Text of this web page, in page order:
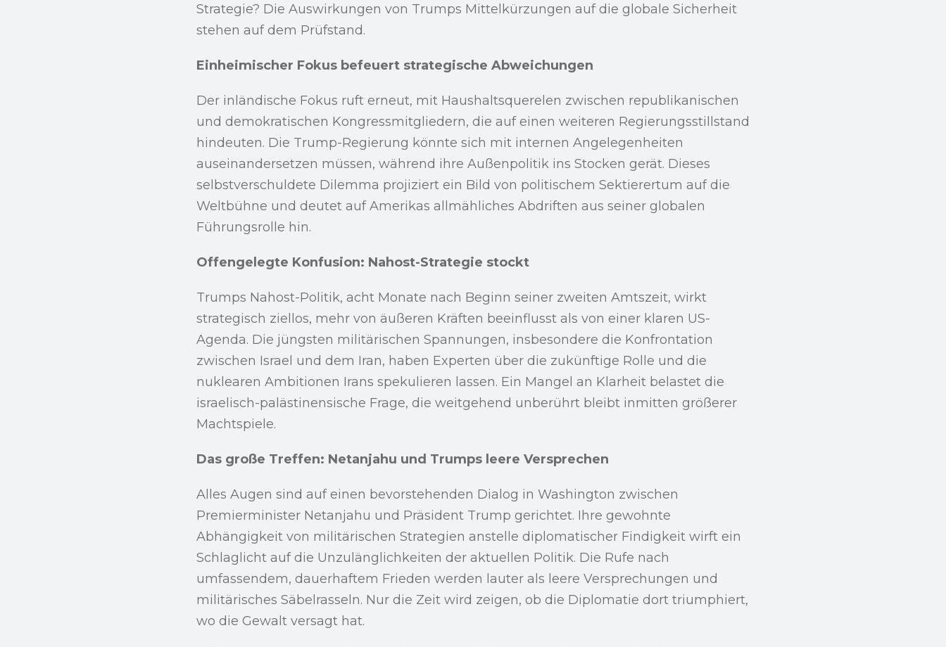
Strategie? Die Auswirkungen von Trumps Mittelkürzungen auf die globale Sicherheit
stehen auf dem Prüfstand.
Einheimischer Fokus befeuert strategische Abweichungen
Der inländische Fokus ruft erneut, mit Haushaltsquerelen zwischen republikanischen
und demokratischen Kongressmitgliedern, die auf einen weiteren Regierungsstillstand
hindeuten. Die Trump-Regierung könnte sich mit internen Angelegenheiten
auseinandersetzen müssen, während ihre Außenpolitik ins Stocken gerät. Dieses
selbstverschuldete Dilemma projiziert ein Bild von politischem Sektierertum auf die
Weltbühne und deutet auf Amerikas allmähliches Abdriften aus seiner globalen
Führungsrolle hin.
Offengelegte Konfusion: Nahost-Strategie stockt
Trumps Nahost-Politik, acht Monate nach Beginn seiner zweiten Amtszeit, wirkt
strategisch ziellos, mehr von äußeren Kräften beeinflusst als von einer klaren US-
Agenda. Die jüngsten militärischen Spannungen, insbesondere die Konfrontation
zwischen Israel und dem Iran, haben Experten über die zukünftige Rolle und die
nuklearen Ambitionen Irans spekulieren lassen. Ein Mangel an Klarheit belastet die
israelisch-palästinensische Frage, die weitgehend unberührt bleibt inmitten größerer
Machtspiele.
Das große Treffen: Netanjahu und Trumps leere Versprechen
Alles Augen sind auf einen bevorstehenden Dialog in Washington zwischen
Premierminister Netanjahu und Präsident Trump gerichtet. Ihre gewohnte
Abhängigkeit von militärischen Strategien anstelle diplomatischer Findigkeit wirft ein
Schlaglicht auf die Unzulänglichkeiten der aktuellen Politik. Die Rufe nach
umfassendem, dauerhaftem Frieden werden lauter als leere Versprechungen und
militärisches Säbelrasseln. Nur die Zeit wird zeigen, ob die Diplomatie dort triumphiert,
wo die Gewalt versagt hat.